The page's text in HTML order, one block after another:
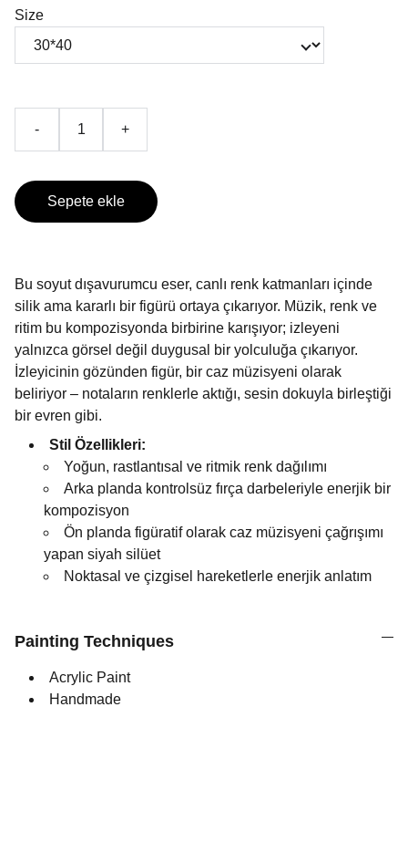
Size
- +
Sepete ekle
Bu soyut dışavurumcu eser, canlı renk katmanları içinde
silik ama kararlı bir figürü ortaya çıkarıyor. Müzik, renk ve
ritim bu kompozisyonda birbirine karışıyor; izleyeni
yalnızca görsel değil duygusal bir yolculuğa çıkarıyor.
İzleyicinin gözünden figür, bir caz müzisyeni olarak
beliriyor – notaların renklerle aktığı, sesin dokuyla birleştiği
bir evren gibi.
Stil Özellikleri:
Yoğun, rastlantısal ve ritmik renk dağılımı
Arka planda kontrolsüz fırça darbeleriyle enerjik bir
kompozisyon
Ön planda figüratif olarak caz müzisyeni çağrışımı
yapan siyah silüet
Noktasal ve çizgisel hareketlerle enerjik anlatım
Painting Techniques
Acrylic Paint
Handmade